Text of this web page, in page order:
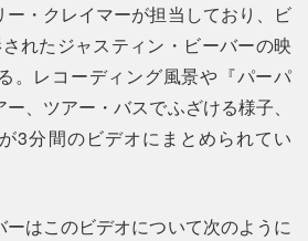
・クレイマーが担当しており、ビ
れたジャスティン・ビーバーの映
。レコーディング風景や『パーパ
、ツアー・バスでふざける様子、
3分間のビデオにまとめられてい
ーはこのビデオについて次のように